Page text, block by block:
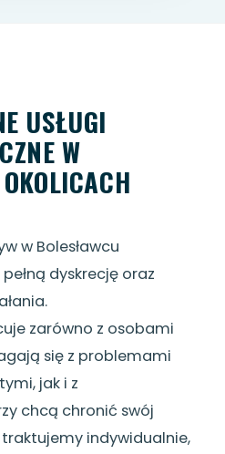
USŁUGI
W
w Bolesławcu
dyskrecję oraz
zarówno z osobami
się z problemami
jak i z
chcą chronić swój
traktujemy indywidualnie,